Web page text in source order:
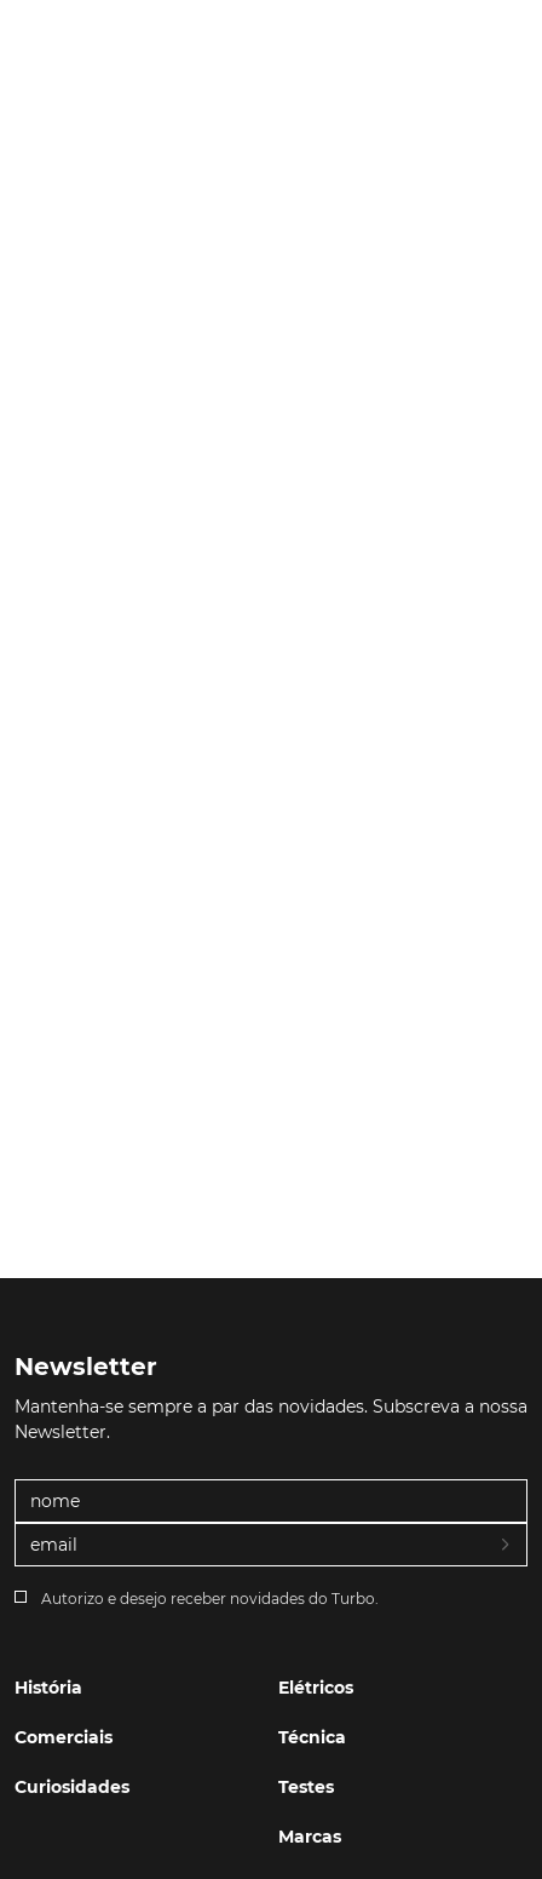
Newsletter
Mantenha-se sempre a par das novidades. Subscreva a nossa
Newsletter.
Autorizo e desejo receber novidades do Turbo.
História
Comerciais
Curiosidades
Elétricos
Técnica
Testes
Marcas